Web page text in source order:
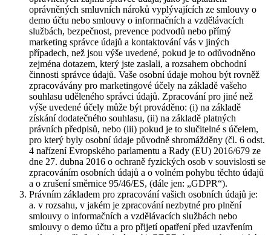
oprávněných smluvních nároků vyplývajících ze smlouvy o
demo účtu nebo smlouvy o informačních a vzdělávacích
službách, bezpečnost, prevence podvodů nebo přímý
marketing správce údajů a kontaktování vás v jiných
případech, než jsou výše uvedené, pokud je to odůvodněno
zejména dotazem, který jste zaslali, a rozsahem obchodní
činnosti správce údajů. Vaše osobní údaje mohou být rovněž
zpracovávány pro marketingové účely na základě vašeho
souhlasu uděleného správci údajů. Zpracování pro jiné než
výše uvedené účely může být prováděno: (i) na základě
získání dodatečného souhlasu, (ii) na základě platných
právních předpisů, nebo (iii) pokud je to slučitelné s účelem,
pro který byly osobní údaje původně shromážděny (čl. 6 odst.
4 nařízení Evropského parlamentu a Rady (EU) 2016/679 ze
dne 27. dubna 2016 o ochraně fyzických osob v souvislosti se
zpracováním osobních údajů a o volném pohybu těchto údajů
a o zrušení směrnice 95/46/ES, (dále jen: „GDPR“).
Právním základem pro zpracování vašich osobních údajů je:
a. v rozsahu, v jakém je zpracování nezbytné pro plnění
smlouvy o informačních a vzdělávacích službách nebo
smlouvy o demo účtu a pro přijetí opatření před uzavřením